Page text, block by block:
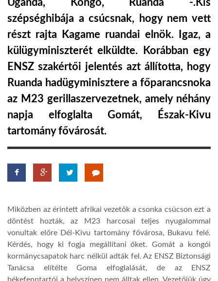
MÉDIA
GLOBOTV BP
HÍR3D
GLOBOTV
AFRIKA TUDÁSTÁR
A NAP SZÉPE
LINKTR.EE
Uganda, Kongó, Ruanda -.Kis
szépséghibája a csúcsnak, hogy nem vett
részt rajta Kagame ruandai elnök. Igaz, a
külügyminiszterét elküldte. Korábban egy
ENSZ szakértői jelentés azt állította, hogy
Ruanda hadügyminisztere a főparancsnoka
az M23 gerillaszervezetnek, amely néhány
napja elfoglalta Gomát, Észak-Kivu
tartomány fővárosát.
Miközben az érintett afrikai vezetők a csonka csúcson ezt a
döntést hozták, az M23 harcosai teljes nyugalommal
vonultak előre Dél-Kivu tartomány fővárosa, Bukavu felé.
Kérdés, hogy ki fogja megállítani őket. Gomát a kongói
kormánycsapatok harc nélkül adták fel. Az ENSZ Biztonsági
Tanácsa elítélte Goma elfoglalását, de az ENSZ